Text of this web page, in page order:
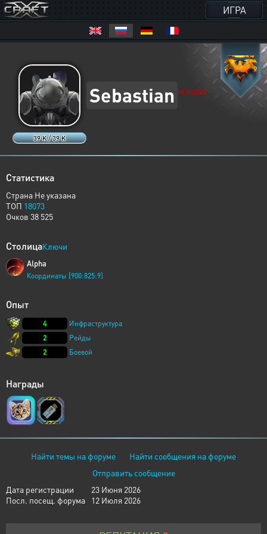
ИГРА
39 K / 39 K
Sebastian HUMANS
Статистика
Страна Не указана
ТОП 18073
Очков 38 525
СтолицаКлючи
Alpha
Координаты [900:825:9]
Опыт
4
Инфраструктура
2
Рейды
2
Боевой
Награды
Найти темы на форуме
Найти сообщения на форуме
Отправить сообщение
Дата регистрации
23 Июня 2026
Посл. посещ. форума
12 Июля 2026